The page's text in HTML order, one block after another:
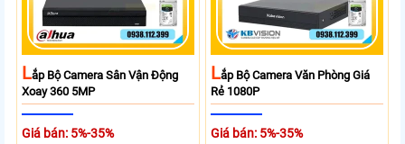
LẮp Bộ Camera Sân Vận Động
Xoay 360 5MP
Giá bán: 5%-35%
LẮp Bộ Camera Văn Phòng Giá
Rẻ 1080P
Giá bán: 5%-35%